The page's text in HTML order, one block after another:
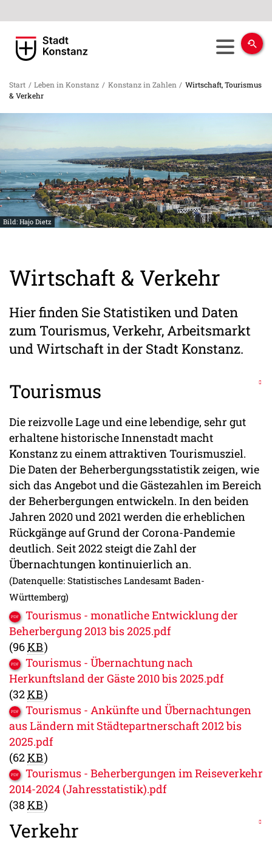
Start / Leben in Konstanz / Konstanz in Zahlen / Wirtschaft, Tourismus
& Verkehr
Bild: Hajo Dietz
Wirtschaft & Verkehr
Hier finden Sie Statistiken und Daten
zum Tourismus, Verkehr, Arbeitsmarkt
und Wirtschaft in der Stadt Konstanz.
Tourismus
Die reizvolle Lage und eine lebendige, sehr gut
erhaltene historische Innenstadt macht
Konstanz zu einem attraktiven Tourismusziel.
Die Daten der Beherbergungsstatistik zeigen, wie
sich das Angebot und die Gästezahlen im Bereich
der Beherbergungen entwickeln. In den beiden
Jahren 2020 und 2021 werden die erheblichen
Rückgänge auf Grund der Corona-Pandemie
deutlich. Seit 2022 steigt die Zahl der
Übernachtungen kontinuierlich an.
(Datenquelle: Statistisches Landesamt Baden-
Württemberg)
Tourismus - monatliche Entwicklung der
Beherbergung 2013 bis 2025.pdf
(96KB)
Tourismus - Übernachtung nach
Herkunftsland der Gäste 2010 bis 2025.pdf
(32KB)
Tourismus - Ankünfte und Übernachtungen
aus Ländern mit Städtepartnerschaft 2012 bis
2025.pdf
(62KB)
Tourismus - Beherbergungen im Reiseverkehr
2014-2024 (Jahresstatistik).pdf
(38 KB)
Verkehr